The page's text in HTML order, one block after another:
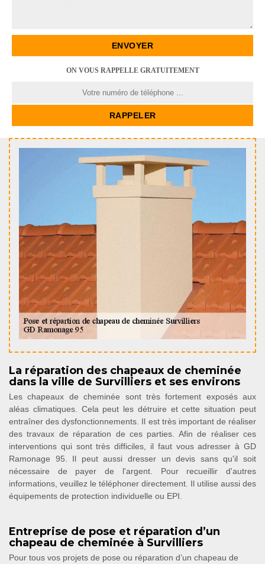
ON VOUS RAPPELLE GRATUITEMENT
La réparation des chapeaux de cheminée
dans la ville de Survilliers et ses environs
Les chapeaux de cheminée sont très fortement exposés aux
aléas climatiques. Cela peut les détruire et cette situation peut
entraîner des dysfonctionnements. Il est très important de réaliser
des travaux de réparation de ces parties. Afin de réaliser ces
interventions qui sont très difficiles, il faut vous adresser à GD
Ramonage 95. Il peut aussi dresser un devis sans qu'il soit
nécessaire de payer de l'argent. Pour recueillir d'autres
informations, veuillez le téléphoner directement. Il utilise aussi des
équipements de protection individuelle ou EPI.
Entreprise de pose et réparation d’un
chapeau de cheminée à Survilliers
Pour tous vos projets de pose ou réparation d’un chapeau de